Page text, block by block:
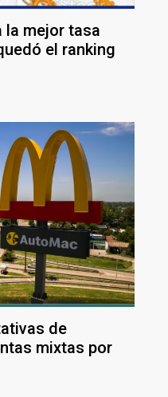
la mejor tasa
el ranking
de
mixtas por